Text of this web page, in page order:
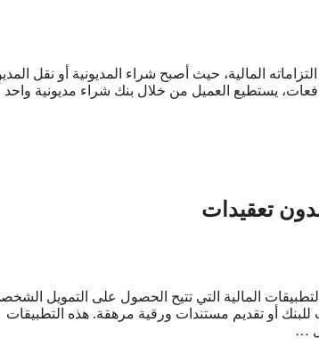
المالية، حيث أصبح شراء المديونية أو نقل
يستطيع العميل من خلال بنك شراء مديونية واحد
تعقيدات
المالية التي تتيح الحصول على التمويل
للبنك أو تقديم مستندات ورقية مرهقة. هذه التطبيقات
…